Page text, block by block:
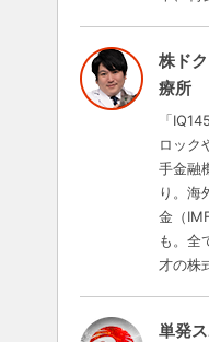
株ド
療所
「
ロック
手金融
り。海
金（
も。全
才の株
単発